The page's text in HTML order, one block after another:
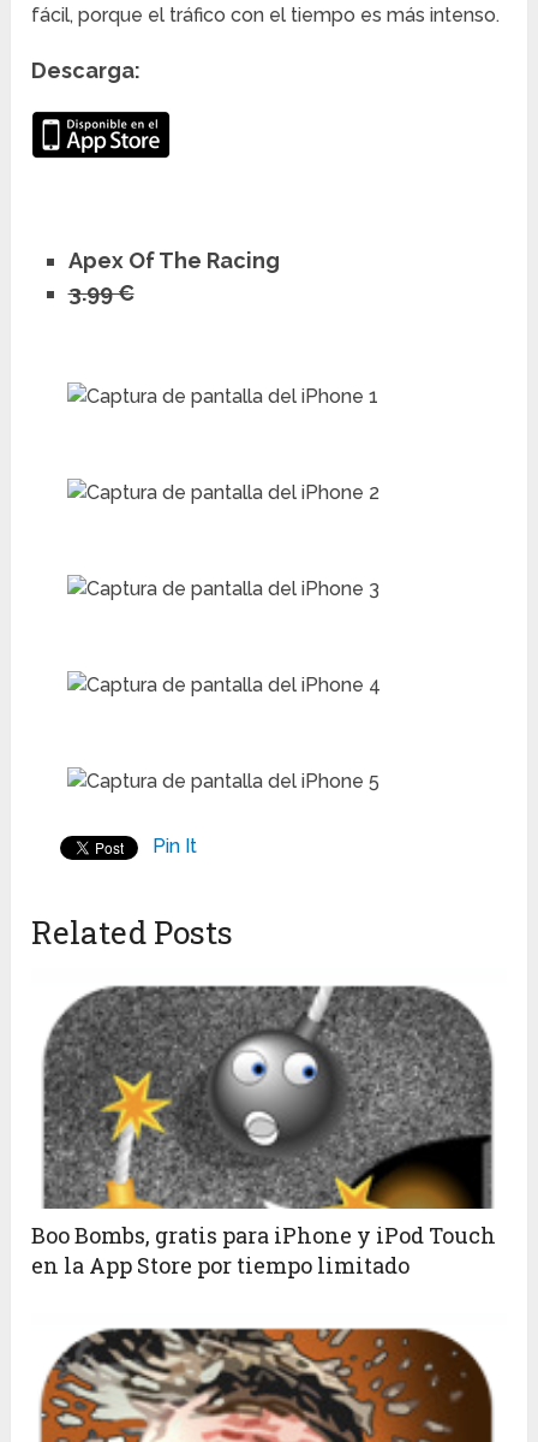
fácil, porque el tráfico con el tiempo es más intenso.
Descarga:
Apex Of The Racing
3.99 €
Pin It
Related Posts
Boo Bombs, gratis para iPhone y iPod Touch
en la App Store por tiempo limitado